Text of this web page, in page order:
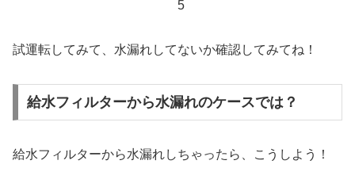
試運転してみて、水漏れしてないか確認してみてね！
給水フィルターから水漏れのケースでは？
給水フィルターから水漏れしちゃったら、こうしよう！